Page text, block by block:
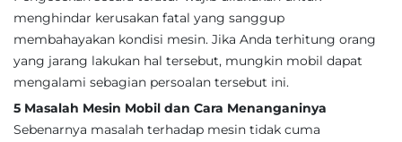
menghindar kerusakan fatal yang sanggup
membahayakan kondisi mesin. Jika Anda terhitung orang
yang jarang lakukan hal tersebut, mungkin mobil dapat
mengalami sebagian persoalan tersebut ini.
5 Masalah Mesin Mobil dan Cara Menanganinya
Sebenarnya masalah terhadap mesin tidak cuma